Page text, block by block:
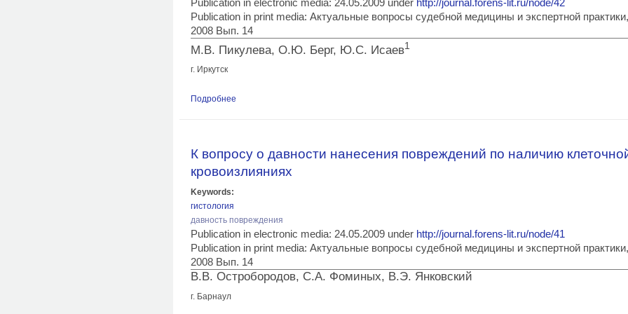
Publication in electronic media: 24.05.2009 under http://journal.forens-lit.ru/node/42
Publication in print media: Актуальные вопросы судебной медицины и экспертной
2008 Вып. 14
М.В. Пикулева, О.Ю. Берг, Ю.С. Исаев1
г. Иркутск
Подробнее
К вопросу о давности нанесения повреждений по наличию
кровоизлияниях
Keywords:
гистология
давность повреждения
Publication in electronic media: 24.05.2009 under http://journal.forens-lit.ru/node/41
Publication in print media: Актуальные вопросы судебной медицины и экспертной
2008 Вып. 14
В.В. Остробородов, С.А. Фоминых, В.Э. Янковский
г. Барнаул